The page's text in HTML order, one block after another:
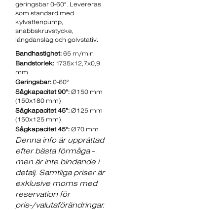
geringsbar 0-60°. Levereras
som standard med
kylvattenpump,
snabbskruvstycke,
längdanslag och golvstativ.
Bandhastighet: 65 m/min
Bandstorlek: 1735x12,7x0,9
mm
Geringsbar: 0-60°
Sågkapacitet 90°: Ø150 mm
(150x180 mm)
Sågkapacitet 45°: Ø125 mm
(150x125 mm)
Sågkapacitet 45°: Ø70 mm
Denna info är upprättad
efter bästa förmåga -
men är inte bindande i
detalj. Samtliga priser är
exklusive moms med
reservation för
pris-/valutaförändringar.